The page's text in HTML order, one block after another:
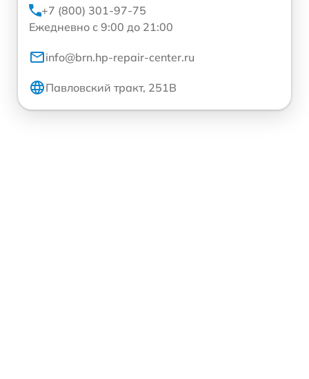
+7 (800) 301-97-75
Ежедневно с 9:00 до 21:00
info@brn.hp-repair-center.ru
Павловский тракт, 251В